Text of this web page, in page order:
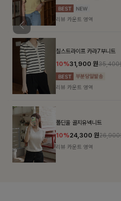
리뷰 카운트 영역
칠스트라이프 카라7부니트
10%31,900원35,400원
리뷰 카운트 영역
폴딘울 골지유넥니트
10%24,300원26,900원
리뷰 카운트 영역